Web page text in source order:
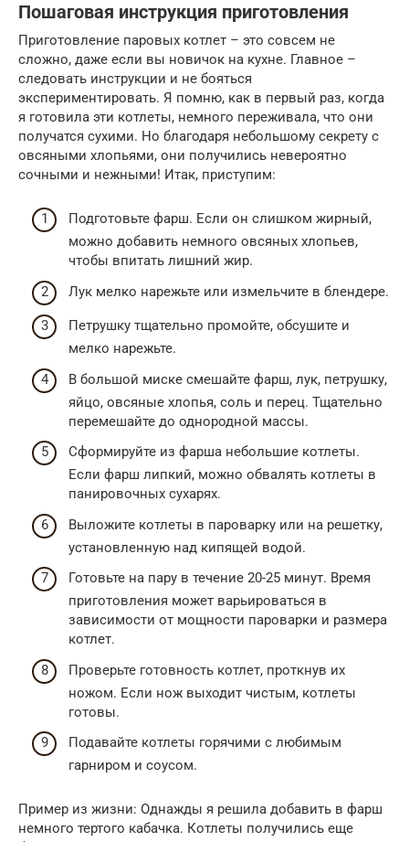
Пошаговая инструкция приготовления
Приготовление паровых котлет – это совсем не
сложно, даже если вы новичок на кухне. Главное –
следовать инструкции и не бояться
экспериментировать. Я помню, как в первый раз, когда
я готовила эти котлеты, немного переживала, что они
получатся сухими. Но благодаря небольшому секрету с
овсяными хлопьями, они получились невероятно
сочными и нежными! Итак, приступим:
Подготовьте фарш. Если он слишком жирный,
можно добавить немного овсяных хлопьев,
чтобы впитать лишний жир.
Лук мелко нарежьте или измельчите в блендере.
Петрушку тщательно промойте, обсушите и
мелко нарежьте.
В большой миске смешайте фарш, лук, петрушку,
яйцо, овсяные хлопья, соль и перец. Тщательно
перемешайте до однородной массы.
Сформируйте из фарша небольшие котлеты.
Если фарш липкий, можно обвалять котлеты в
панировочных сухарях.
Выложите котлеты в пароварку или на решетку,
установленную над кипящей водой.
Готовьте на пару в течение 20-25 минут. Время
приготовления может варьироваться в
зависимости от мощности пароварки и размера
котлет.
Проверьте готовность котлет, проткнув их
ножом. Если нож выходит чистым, котлеты
готовы.
Подавайте котлеты горячими с любимым
гарниром и соусом.
Пример из жизни: Однажды я решила добавить в фарш
немного тертого кабачка. Котлеты получились еще